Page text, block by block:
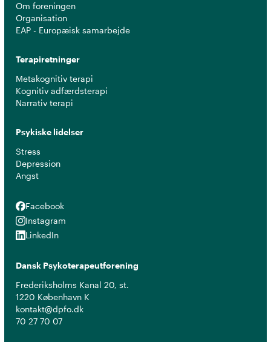
Om foreningen
Organisation
EAP - Europæisk samarbejde
Terapiretninger
Metakognitiv terapi
Kognitiv adfærdsterapi
Narrativ terapi
Psykiske lidelser
Stress
Depression
Angst
Facebook
Facebook
Instagram
Instagram
LinkedIn
LinkedIn
Dansk Psykoterapeutforening
Frederiksholms Kanal 20, st.
1220 København K
kontakt@dpfo.dk
70 27 70 07